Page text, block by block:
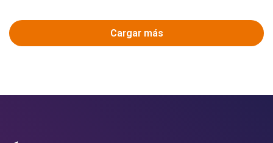
Cargar más